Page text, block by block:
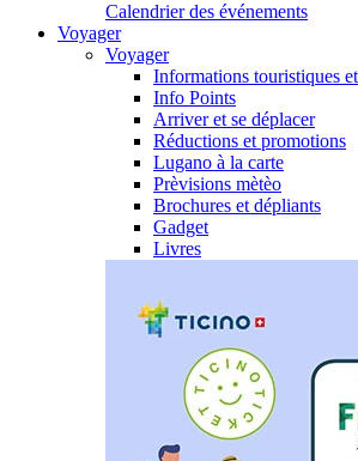
Calendrier des événements
Voyager
Voyager
Informations touristiques et
Info Points
Arriver et se déplacer
Réductions et promotions
Lugano à la carte
Prèvisions mètèo
Brochures et dépliants
Gadget
Livres